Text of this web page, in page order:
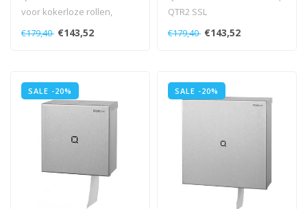
voor kokerloze rollen,
QTR2C SSL
€179,40 €143,52
QTR2 SSL
€179,40 €143,52
SALE -20% SALE -20%